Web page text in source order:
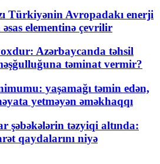
Türkiyənin Avropadakı enerji
elementinə çevrilir
Azərbaycanda təhsil
təminat vermir?
yaşamağı təmin edən,
yetməyən əməkhaqqı
şəbəkələrin təzyiqi altında:
qaydalarını niyə